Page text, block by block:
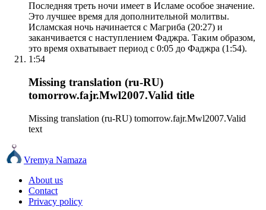
Последняя треть ночи имеет в Исламе особое значение.
Это лучшее время для дополнительной молитвы.
Исламская ночь начинается с Магриба (20:27) и
заканчивается с наступлением Фаджра. Таким образом,
это время охватывает период с 0:05 до Фаджра (1:54).
1:54
Missing translation (ru-RU)
tomorrow.fajr.Mwl2007.Valid title
Missing translation (ru-RU) tomorrow.fajr.Mwl2007.Valid
text
Vremya Namaza
About us
Contact
Privacy policy